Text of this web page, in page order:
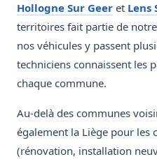
Hollogne Sur Geer et Lens
territoires fait partie de
nos véhicules y passent
techniciens connaissent les
chaque commune.
Au-delà des communes
également la Liège pour les
(rénovation, installation